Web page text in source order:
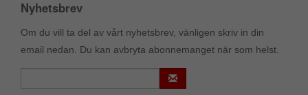
Nyhetsbrev
Om du vill ta del av vårt nyhetsbrev, vänligen skriv in din
email nedan. Du kan avbryta abonnemanget när som helst.